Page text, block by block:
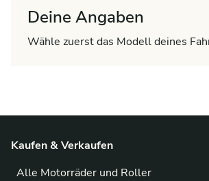
Deine Angaben
Wähle zuerst das Modell deines
Kaufen & Verkaufen
Alle Motorräder und Roller